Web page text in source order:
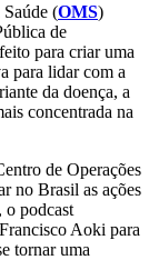
(OMS)
de
para criar uma
para lidar com a
da doença, a
concentrada na
de Operações
no Brasil as ações
o podcast
Aoki para
tornar uma